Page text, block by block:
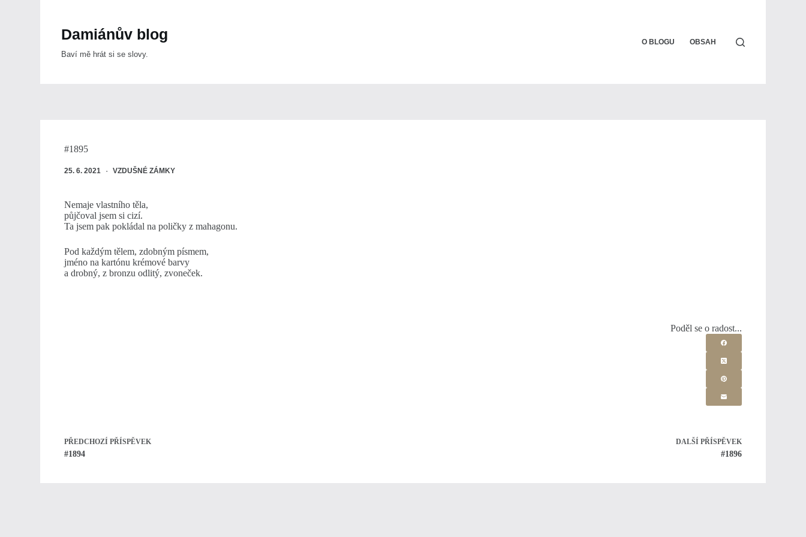
Damiánův blog
Baví mě hrát si se slovy.
O BLOGU OBSAH
#1895
25. 6. 2021 VZDUŠNÉ ZÁMKY
Nemaje vlastního těla,
půjčoval jsem si cizí.
Ta jsem pak pokládal na poličky z mahagonu.
Pod každým tělem, zdobným písmem,
jméno na kartónu krémové barvy
a drobný, z bronzu odlitý, zvoneček.
Poděl se o radost...
PŘEDCHOZÍPŘÍSPĚVEK
#1894
DALŠÍ PŘÍSPĚVEK
#1896